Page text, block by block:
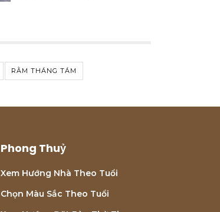
RẰM THÁNG TÁM
Phong Thuỷ
Xem Hướng Nhà Theo Tuổi
Chọn Màu Sắc Theo Tuổi